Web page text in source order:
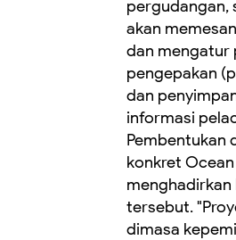
pergudangan,
akan
dan mengatur
pengepakan
dan
informasi
‎Pembentukan
konkret
menghadirkan
tersebut.
dimasa